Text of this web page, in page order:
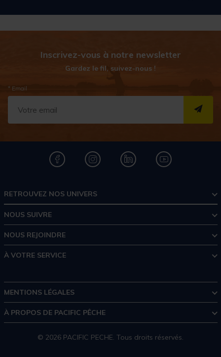
Inscrivez-vous à notre newsletter
Gardez le fil, suivez-nous !
* Email
RETROUVEZ NOS UNIVERS
NOUS SUIVRE
NOUS REJOINDRE
À VOTRE SERVICE
MENTIONS LÉGALES
À PROPOS DE PACIFIC PÊCHE
© 2026 PACIFIC PECHE. Tous droits réservés.